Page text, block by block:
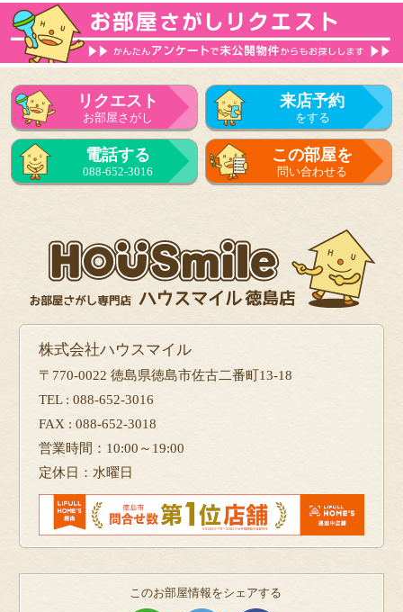
リクエスト
お部屋さがし
来店予約
をする
電話する
088-652-3016
この部屋を
問い合わせる
株式会社ハウスマイル
〒770-0022 徳島県徳島市佐古二番町13-18
TEL : 088-652-3016
FAX : 088-652-3018
営業時間：10:00～19:00
定休日：水曜日
このお部屋情報をシェアする